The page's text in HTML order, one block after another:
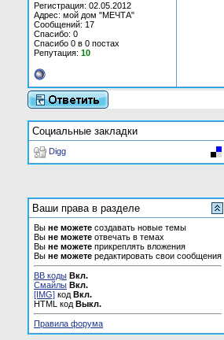
Регистрация: 02.05.2012
Адрес: мой дом "МЕЧТА"
Сообщений: 17
Спасибо: 0
Спасибо 0 в 0 постах
Репутация: 10
Социальные закладки
Digg
Ваши права в разделе
Вы не можете создавать новые темы
Вы не можете отвечать в темах
Вы не можете прикреплять вложения
Вы не можете редактировать свои сообщения
BB коды Вкл.
Смайлы Вкл.
[IMG] код Вкл.
HTML код Выкл.
Правила форума